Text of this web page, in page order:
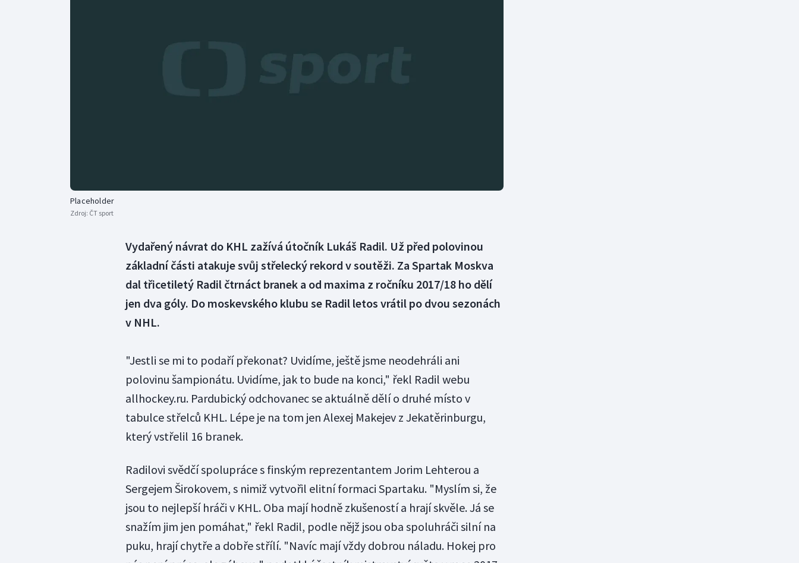
Placeholder
Zdroj: ČT sport
Vydařený návrat do KHL zažívá útočník Lukáš Radil. Už před polovinou
základní části atakuje svůj střelecký rekord v soutěži. Za Spartak Moskva
dal třicetiletý Radil čtrnáct branek a od maxima z ročníku 2017/18 ho dělí
jen dva góly. Do moskevského klubu se Radil letos vrátil po dvou sezonách
v NHL.
"Jestli se mi to podaří překonat? Uvidíme, ještě jsme neodehráli ani
polovinu šampionátu. Uvidíme, jak to bude na konci," řekl Radil webu
allhockey.ru. Pardubický odchovanec se aktuálně dělí o druhé místo v
tabulce střelců KHL. Lépe je na tom jen Alexej Makejev z Jekatěrinburgu,
který vstřelil 16 branek.
Radilovi svědčí spolupráce s finským reprezentantem Jorim Lehterou a
Sergejem Širokovem, s nimiž vytvořil elitní formaci Spartaku. "Myslím si, že
jsou to nejlepší hráči v KHL. Oba mají hodně zkušeností a hrají skvěle. Já se
snažím jim jen pomáhat," řekl Radil, podle nějž jsou oba spoluhráči silní na
puku, hrají chytře a dobře střílí. "Navíc mají vždy dobrou náladu. Hokej pro